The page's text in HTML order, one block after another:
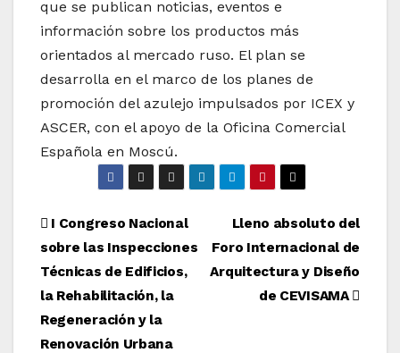
que se publican noticias, eventos e
información sobre los productos más
orientados al mercado ruso. El plan se
desarrolla en el marco de los planes de
promoción del azulejo impulsados por ICEX y
ASCER, con el apoyo de la Oficina Comercial
Española en Moscú.
Navegación
de
entradas
Lleno absoluto del
Foro Internacional de
Arquitectura y Diseño
de CEVISAMA
I Congreso Nacional
sobre las Inspecciones
Técnicas de Edificios,
la Rehabilitación, la
Regeneración y la
Renovación Urbana